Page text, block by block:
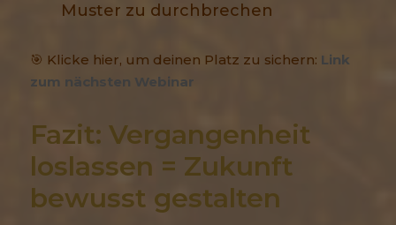
Muster zu durchbrechen
🎯 Klicke hier, um deinen Platz zu sichern: Link
zum nächsten Webinar
Fazit: Vergangenheit
loslassen = Zukunft
bewusst gestalten